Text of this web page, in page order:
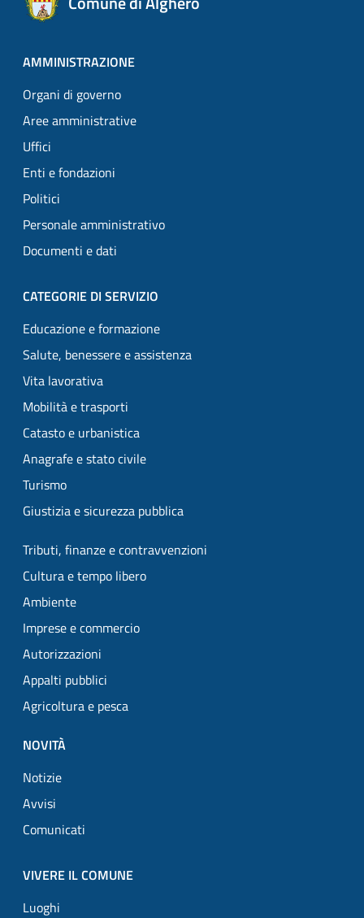
AMMINISTRAZIONE
Organi di governo
Aree amministrative
Uffici
Enti e fondazioni
Politici
Personale amministrativo
Documenti e dati
CATEGORIE DI SERVIZIO
Educazione e formazione
Salute, benessere e assistenza
Vita lavorativa
Mobilità e trasporti
Catasto e urbanistica
Anagrafe e stato civile
Turismo
Giustizia e sicurezza pubblica
Tributi, finanze e contravvenzioni
Cultura e tempo libero
Ambiente
Imprese e commercio
Autorizzazioni
Appalti pubblici
Agricoltura e pesca
NOVITÀ
Notizie
Avvisi
Comunicati
VIVERE IL COMUNE
Luoghi